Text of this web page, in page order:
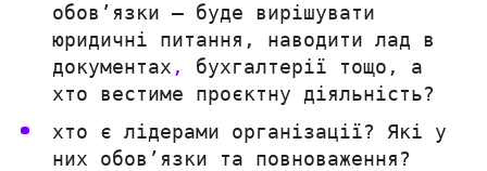
обов’язки — буде вирішувати
юридичні питання, наводити лад в
документах ,
бухгалтерії тощо, а
хто вестиме проєктну діяльність?
xто є лідерами організації? Які у
них обов’язки та повноваження?